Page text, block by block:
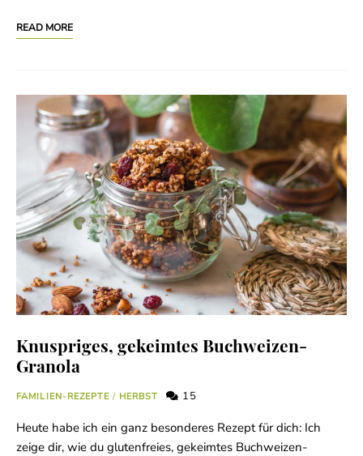
READ MORE
Knuspriges, gekeimtes Buchweizen-
Granola
FAMILIEN-REZEPTE / HERBST 15
Heute habe ich ein ganz besonderes Rezept für dich: Ich
zeige dir, wie du glutenfreies, gekeimtes Buchweizen-